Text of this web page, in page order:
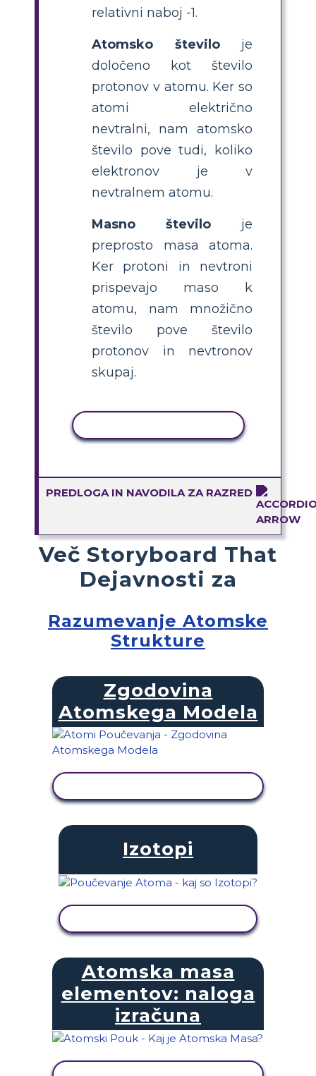
relativni naboj -1.
Atomsko številoje
določeno kot število
protonov v atomu. Ker so
atomi električno
nevtralni, nam atomsko
število pove tudi, koliko
elektronov je v
nevtralnem atomu.
Masno število je
preprosto masa atoma.
Ker protoni in nevtroni
prispevajo maso k
atomu, nam množično
število pove število
protonov in nevtronov
skupaj.
PREDLOGA IN NAVODILA ZA RAZRED
Več Storyboard That
Dejavnosti za
Razumevanje Atomske
Strukture
Zgodovina
Atomskega Modela
Izotopi
Atomska masa
elementov: naloga
izračuna